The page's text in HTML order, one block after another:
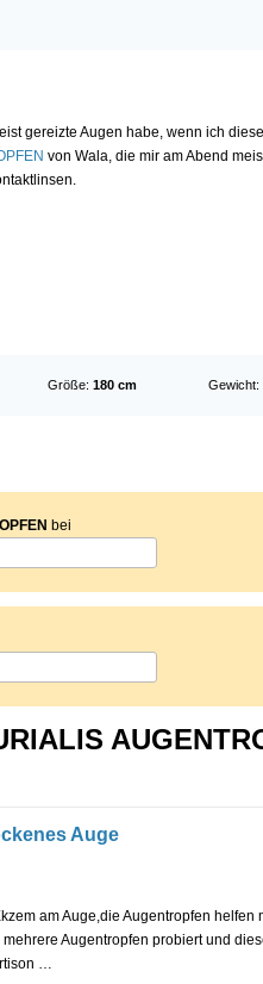
gereizte Augen habe, wenn ich
von Wala, die mir am Abend
Größe: 180 cm Gewicht:
bei
Auge
am Auge,die Augentropfen helfen
Augentropfen probiert und
…